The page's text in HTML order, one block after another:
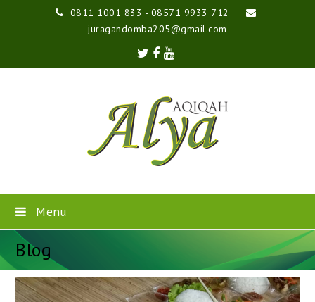
0811 1001 833 - 08571 9933 712
juragandomba205@gmail.com
Twitter
Facebook
Menu
Blog